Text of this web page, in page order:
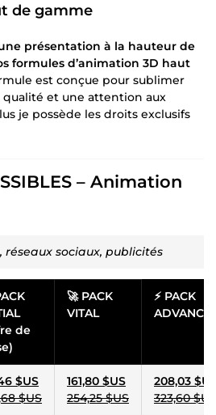
de gamme
présentation à la hauteur de
formules d’animation 3D haut
est conçue pour sublimer
et une attention aux
je possède les droits exclusifs
– Animation
réseaux sociaux, publicités
de
🚀 PACK
VITAL
⚡ PACK
$US
$US
161,80 $US
254,25 $US
208,03
323,60 $US